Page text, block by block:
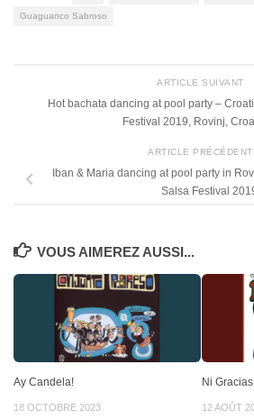
Guaguanco Sabroso
ARTICLE SUIVANT
Hot bachata dancing at pool party –
Festival 2019, Rovinj,
ARTICLE PRÉCÉDENT
Iban & Maria dancing at pool party in
Salsa Festival
VOUS AIMEREZ AUSSI...
Ay Candela!
18 OCTOBRE 2023
Ni
12 AOÛT